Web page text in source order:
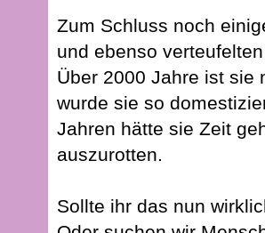
Zum Schluss noch
und ebenso
Über 2000 Jahre ist sie
wurde sie so
Jahren hätte sie Zeit
auszurotten.
Sollte ihr das nun